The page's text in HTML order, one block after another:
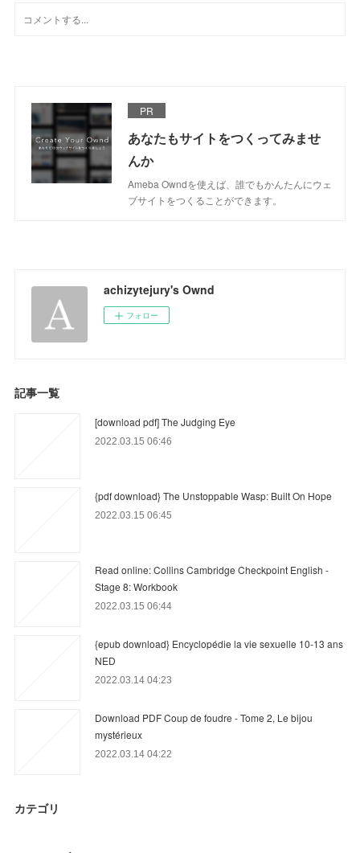
PR
あなたもサイトをつくってみませ
んか
Ameba Owndを使えば、誰でもかんたんにウェ
ブサイトをつくることができます。
achizytejury's Ownd
フォロー
記事一覧
[download pdf] The Judging Eye
2022.03.15 06:46
{pdf download} The Unstoppable Wasp: Built On Hope
2022.03.15 06:45
Read online: Collins Cambridge Checkpoint English -
Stage 8: Workbook
2022.03.15 06:44
{epub download} Encyclopédie la vie sexuelle 10-13 ans
NED
2022.03.14 04:23
Download PDF Coup de foudre - Tome 2, Le bijou
mystérieux
2022.03.14 04:22
カテゴリ